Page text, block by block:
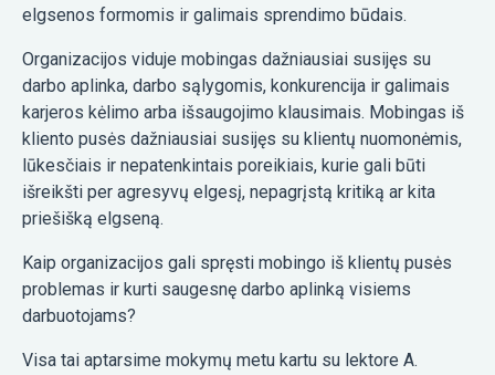
elgsenos formomis ir galimais sprendimo būdais.
Organizacijos viduje mobingas dažniausiai susijęs su
darbo aplinka, darbo sąlygomis, konkurencija ir galimais
karjeros kėlimo arba išsaugojimo klausimais. Mobingas iš
kliento pusės dažniausiai susijęs su klientų nuomonėmis,
lūkesčiais ir nepatenkintais poreikiais, kurie gali būti
išreikšti per agresyvų elgesį, nepagrįstą kritiką ar kita
priešišką elgseną.
Kaip organizacijos gali spręsti mobingo iš klientų pusės
problemas ir kurti saugesnę darbo aplinką visiems
darbuotojams?
Visa tai aptarsime mokymų metu kartu su lektore A.